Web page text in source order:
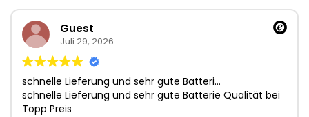
Guest
Juli 29, 2026
schnelle Lieferung und sehr gute Batteri…
schnelle Lieferung und sehr gute Batterie Qualität bei
Topp Preis